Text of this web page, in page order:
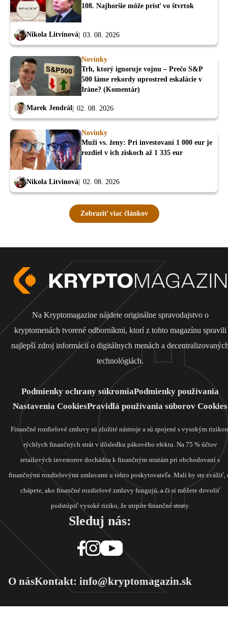
108. Najhoršie môže prísť vo štvrtok
Nikola Litvinová 03. 08. 2026
Novinky
Trh, ktorý ignoruje vojnu – Prečo S&P
500 láme rekordy uprostred eskalácie v
Iráne? (Komentár)
Marek Jendrál 02. 08. 2026
Novinky
Muži vs. ženy: Pri investovaní 1 000 eur je
rozdiel v ich ziskoch až 1 335 eur
Nikola Litvinová 02. 08. 2026
Zobraziť viac článkov
Na Kryptomagazine nájdete originálne spravodajstvo o
kryptomenách tvorené odborníkmi, ktorí z tohto magazínu spravili
najlepší zdroj informácií o digitálnych menách a
technológiách.
Podmienky ochrany súkromiaPodmienky používania
Nastavenia CookiesPravidlá používania súborov Cookies
Finančné rozdielové zmluvy sú zložité nástroje a sú spojené s vysokým
rýchlych finančných strát v dôsledku pákového efektu. Na 75 % účtov
retailových investorov dochádza k finančným stratám pri obchodovaní s
finančnými rozdielovými zmluvami u tohto poskytovateľa. Mali by ste zvážiť,
chápete, ako finančné rozdielové zmluvy fungujú, a či si môžete dovoliť
podstúpiť vysoké riziko, že utrpíte finančné straty.
Sleduj nás:
O násKontakt: info@kryptomagazin.sk